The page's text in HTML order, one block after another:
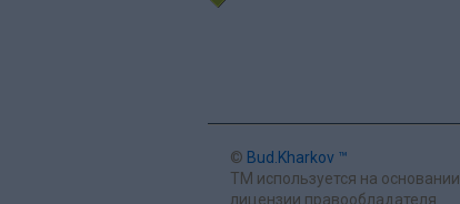
© Bud.Kharkov ™
ТМ используется на основании
лицензии правообладателя